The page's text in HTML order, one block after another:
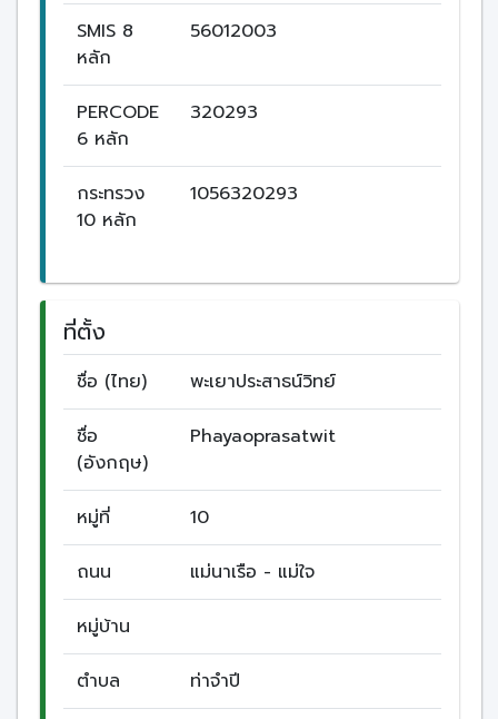
SMIS 8
หลัก
56012003
PERCODE
6 หลัก
320293
กระทรวง
10 หลัก
1056320293
ที่ตั้ง
ชื่อ (ไทย) พะเยาประสาธน์วิทย์
ชื่อ
(อังกฤษ)
Phayaoprasatwit
หมู่ที่ 10
ถนน แม่นาเรือ - แม่ใจ
หมู่บ้าน
ตำบล ท่าจำปี